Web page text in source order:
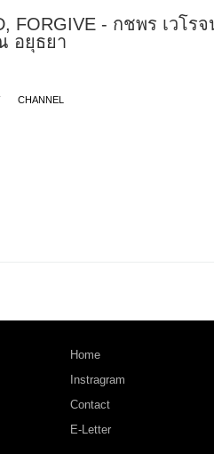
FORGIVE - กชพร เวโร
อยุธยา
CHANNEL
Home
Instragram
Contact
E-Letter